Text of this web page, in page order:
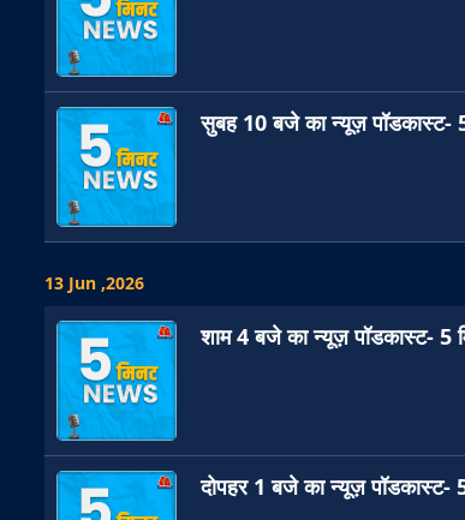
सुबह 10 बजे का न्यूज़ पॉडकास्ट-
13 Jun ,2026
शाम 4 बजे का न्यूज़ पॉडकास्ट- 5
दोपहर 1 बजे का न्यूज़ पॉडकास्ट-